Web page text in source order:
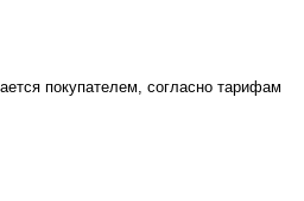
покупателем, согласно тарифам